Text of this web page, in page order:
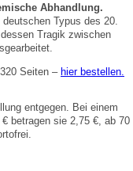
Abhandlung.
Typus des 20.
Tragik zwischen
Seiten –hier bestellen.
entgegen. Bei einem
betragen sie 2,75 €, ab 70